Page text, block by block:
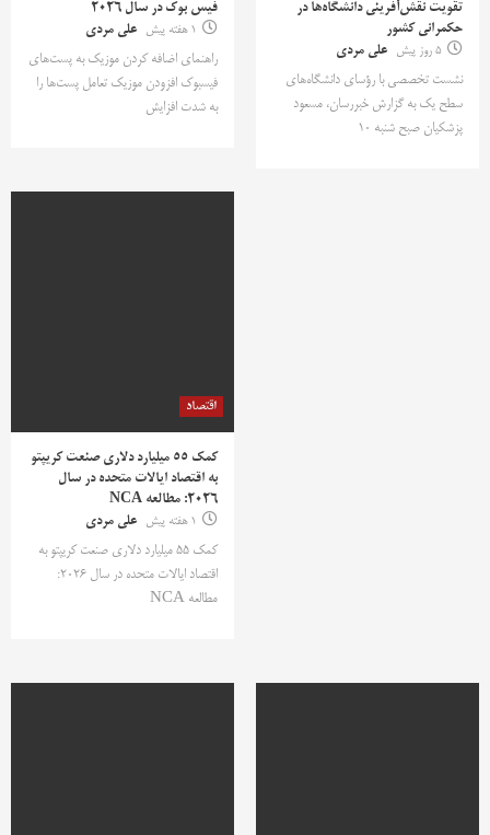
تقویت نقش‌آفرینی دانشگاه‌ها در
حکمرانی کشور
5 روز پیش
علی مردی
نشست تخصصی با رؤسای دانشگاه‌های
سطح یک به گزارش خبررسان، مسعود
پزشکیان صبح شنبه ۱۰
فیس بوک در سال 2026
1 هفته پیش
علی مردی
راهنمای اضافه کردن موزیک به پست‌های
فیسبوک افزودن موزیک تعامل پست‌ها را
به شدت افزایش
اقتصاد
کمک 55 میلیارد دلاری صنعت کریپتو
به اقتصاد ایالات متحده در سال
2026: مطالعه NCA
1 هفته پیش
علی مردی
کمک 55 میلیارد دلاری صنعت کریپتو به
اقتصاد ایالات متحده در سال 2026:
مطالعه NCA